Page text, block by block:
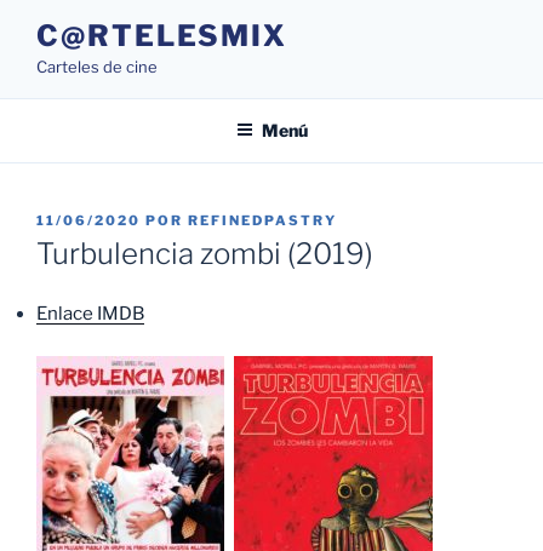
contenido
C@RTELESMIX
Carteles de cine
Menú
PUBLICADO
EL
11/06/2020 POR REFINEDPASTRY
Turbulencia zombi (2019)
Enlace IMDB